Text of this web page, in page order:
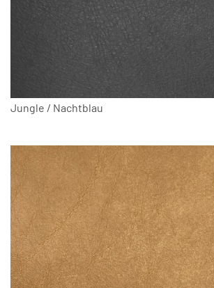
Jungle / Nachtblau